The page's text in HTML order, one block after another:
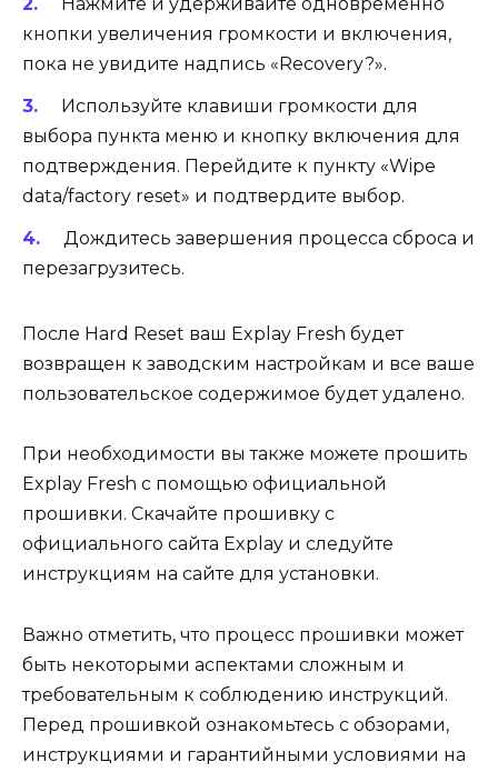
кнопки увеличения громкости и включения,
пока не увидите надпись «Recovery?».
Используйте клавиши громкости для
выбора пункта меню и кнопку включения для
подтверждения. Перейдите к пункту «Wipe
data/factory reset» и подтвердите выбор.
Дождитесь завершения процесса сброса и
перезагрузитесь.
После Hard Reset ваш Explay Fresh будет
возвращен к заводским настройкам и все ваше
пользовательское содержимое будет удалено.
При необходимости вы также можете прошить
Explay Fresh с помощью официальной
прошивки. Скачайте прошивку с
официального сайта Explay и следуйте
инструкциям на сайте для установки.
Важно отметить, что процесс прошивки может
быть некоторыми аспектами сложным и
требовательным к соблюдению инструкций.
Перед прошивкой ознакомьтесь с обзорами,
инструкциями и гарантийными условиями на